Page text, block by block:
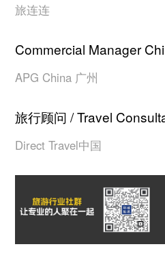
旅连连
APG China 广州
Direct Travel中国